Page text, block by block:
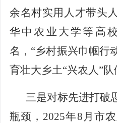
余名村实用人才带头
华中农业大学等高
名，“乡村振兴巾帼行
育壮大乡土“兴农人”队
三是对标先进打破
瓶颈， 2025年8月市